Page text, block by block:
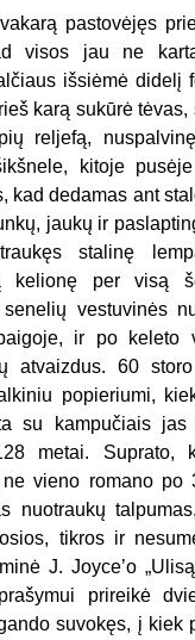
pastovėjęs
visos jau ne
išsiėmė didelį
karą sukūrė
reljefą,
kitoje
kad dedamas ant
jaukų ir
stalinę
kelionę per visą
vestuvinės
ir po keleto
atvaizdus. 60
popieriumi,
su kampučiais
metai. Suprato,
vieno romano po
nuotraukų
tikros ir
J. Joyce’o
prireikė
suvokęs, į kiek